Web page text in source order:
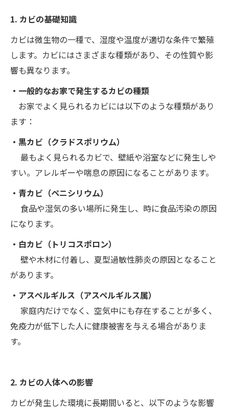
1. カビの基礎知識
カビは微生物の一種で、湿度や温度が適切な条件で繁殖
します。カビにはさまざまな種類があり、その性質や影
響も異なります。
・一般的なお家で発生するカビの種類
お家でよく見られるカビには以下のような種類があり
ます：
・黒カビ（クラドスポリウム）
最もよく見られるカビで、壁紙や浴室などに発生しや
すい。アレルギーや喘息の原因になることがあります。
・青カビ（ペニシリウム）
食品や湿気の多い場所に発生し、時に食品汚染の原因
になります。
・白カビ（トリコスポロン）
壁や木材に付着し、夏型過敏性肺炎の原因となること
があります。
・アスペルギルス（アスペルギルス属）
家庭内だけでなく、空気中にも存在することが多く、
免疫力が低下した人に健康被害を与える場合がありま
す。
2. カビの人体への影響
カビが発生した環境に長期間いると、以下のような影響